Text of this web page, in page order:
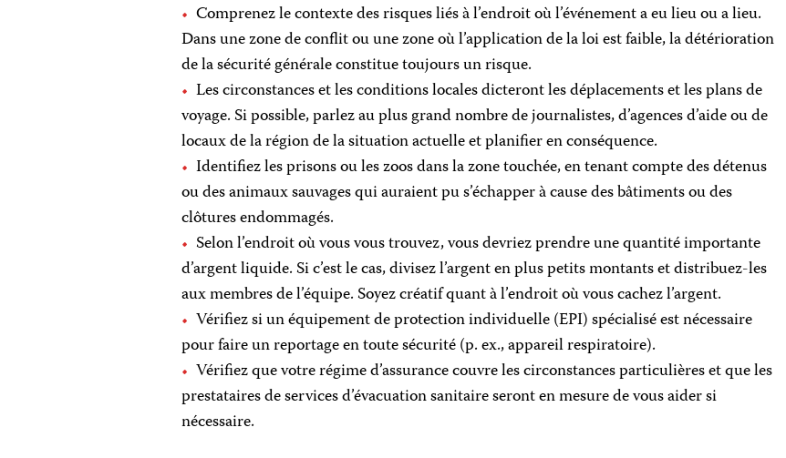
Comprenez le contexte des risques liés à l’endroit où l’événement a eu lieu ou a lieu.
Dans une zone de conflit ou une zone où l’application de la loi est faible, la détérioration
de la sécurité générale constitue toujours un risque.
Les circonstances et les conditions locales dicteront les déplacements et les plans de
voyage. Si possible, parlez au plus grand nombre de journalistes, d’agences d’aide ou de
locaux de la région de la situation actuelle et planifier en conséquence.
Identifiez les prisons ou les zoos dans la zone touchée, en tenant compte des détenus
ou des animaux sauvages qui auraient pu s’échapper à cause des bâtiments ou des
clôtures endommagés.
Selon l’endroit où vous vous trouvez, vous devriez prendre une quantité importante
d’argent liquide. Si c’est le cas, divisez l’argent en plus petits montants et distribuez-les
aux membres de l’équipe. Soyez créatif quant à l’endroit où vous cachez l’argent.
Vérifiez si un équipement de protection individuelle (EPI) spécialisé est nécessaire
pour faire un reportage en toute sécurité (p. ex., appareil respiratoire).
Vérifiez que votre régime d’assurance couvre les circonstances particulières et que les
prestataires de services d’évacuation sanitaire seront en mesure de vous aider si
nécessaire.